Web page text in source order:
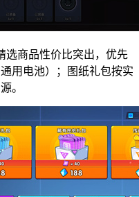
选商品性价比突出，优先
用电池）；图纸礼包按实
。